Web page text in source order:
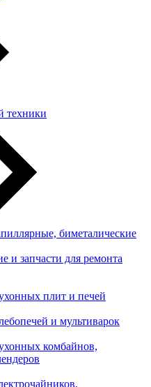
техники
биметалические
и запчасти для ремонта
плит и печей
и мультиварок
комбайнов,